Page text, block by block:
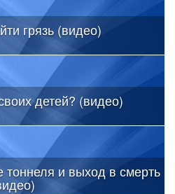
грязь (видео)
детей? (видео)
тоннеля и выход в смерть